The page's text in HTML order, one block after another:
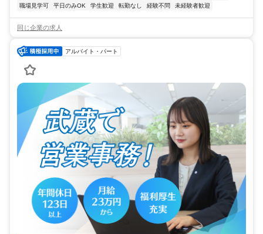
職場見学可
平日のみOK 学生歓迎 転勤なし 経験不問 未経験者歓迎
同じ企業の求人
アルバイト・パート